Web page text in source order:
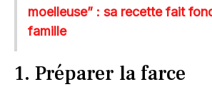
moelleuse” : sa recette fait
famille
1. Préparer la farce